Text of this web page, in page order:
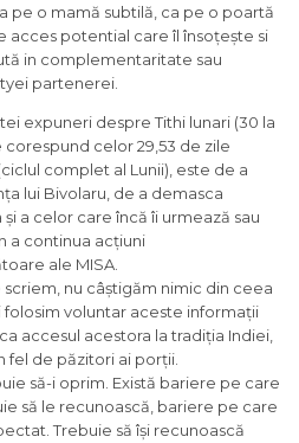
pe o mamă subtilă, ca pe o poartă
acces potential care îl însoțește si
in complementaritate sau
partenerei.
expuneri despre Tithi lunari (30 la
corespund celor 29,53 de zile
complet al Lunii), este de a
lui Bivolaru, de a demasca
și a celor care încă îi urmează sau
a continua acțiuni
ale MISA.
scriem, nu câștigăm nimic din ceea
folosim voluntar aceste informații
accesul acestora la tradiția Indiei,
fel de păzitori ai porții.
să-i oprim. Există bariere pe care
să le recunoască, bariere pe care
Trebuie să își recunoască